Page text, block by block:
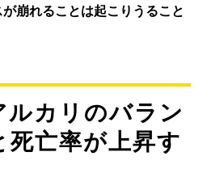
崩れることは起こりうること
ルカリのバラン
死亡率が上昇す